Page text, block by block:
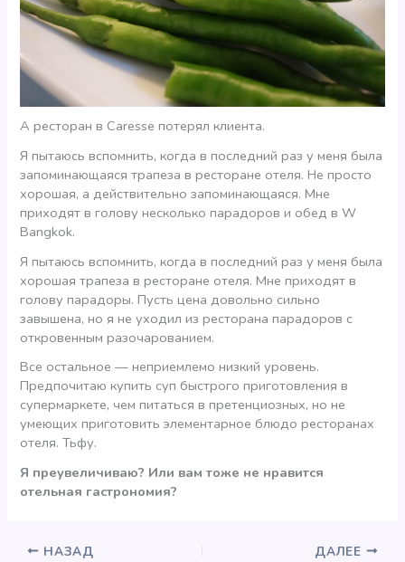
А ресторан в Caresse потерял клиента.
Я пытаюсь вспомнить, когда в последний раз у меня была
запоминающаяся трапеза в ресторане отеля. Не просто
хорошая, а действительно запоминающаяся. Мне
приходят в голову несколько парадоров и обед в W
Bangkok.
Я пытаюсь вспомнить, когда в последний раз у меня была
хорошая трапеза в ресторане отеля. Мне приходят в
голову парадоры. Пусть цена довольно сильно
завышена, но я не уходил из ресторана парадоров с
откровенным разочарованием.
Все остальное — неприемлемо низкий уровень.
Предпочитаю купить суп быстрого приготовления в
супермаркете, чем питаться в претенциозных, но не
умеющих приготовить элементарное блюдо ресторанах
отеля. Тьфу.
Я преувеличиваю? Или вам тоже не нравится
отельная гастрономия?
НАЗАД ДАЛЕЕ